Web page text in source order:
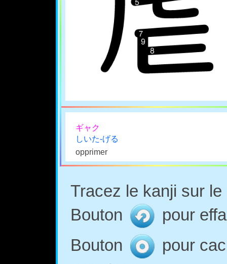
ギャク
しいた-げる
opprimer
Tracez le kanji sur
Bouton
pour
Bouton
pour